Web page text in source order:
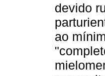
devido
ao